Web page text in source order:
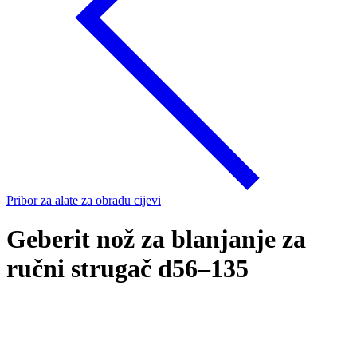
Pribor za alate za obradu cijevi
Geberit nož za blanjanje za
ručni strugač d56–135